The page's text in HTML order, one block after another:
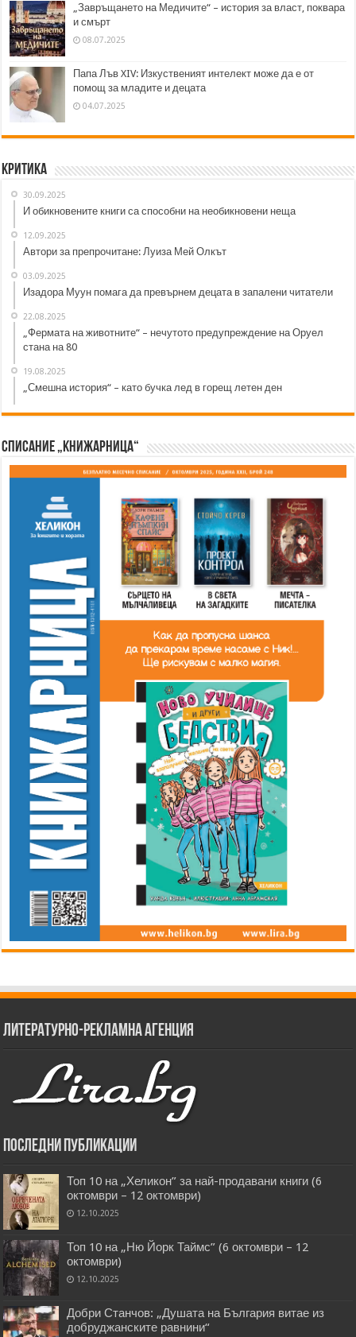
„Завръщането на Медичите“ – история за власт, поквара
и смърт
08.07.2025
Папа Лъв XIV: Изкуственият интелект може да е от
помощ за младите и децата
04.07.2025
Критика
30.09.2025
И обикновените книги са способни на необикновени неща
12.09.2025
Автори за препрочитане: Луиза Мей Олкът
03.09.2025
Изадора Муун помага да превърнем децата в запалени читатели
22.08.2025
„Фермата на животните“ – нечутото предупреждение на Оруел
стана на 80
19.08.2025
„Смешна история“ – като бучка лед в горещ летен ден
Списание „Книжарница“
Литературно-рекламна агенция
Последни публикации
Топ 10 на „Хеликон” за най-продавани книги (6
октомври – 12 октомври)
12.10.2025
Топ 10 на „Ню Йорк Таймс” (6 октомври – 12
октомври)
12.10.2025
Добри Станчов: „Душата на България витае из
добруджанските равнини“